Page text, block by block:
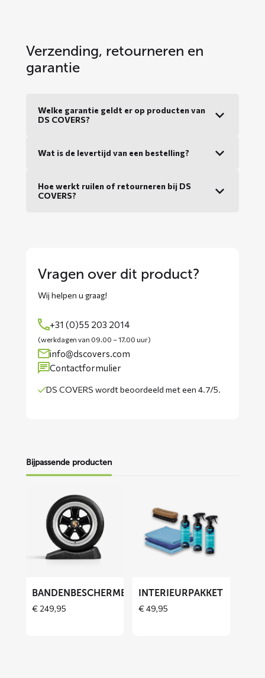
Verzending, retourneren en
garantie
Welke garantie geldt er op producten van
DS COVERS?
Wat is de levertijd van een bestelling?
Hoe werkt ruilen of retourneren bij DS
COVERS?
Vragen over dit product?
Wij helpen u graag!
+31 (0)55 203 2014
(werkdagen van 09.00 – 17.00 uur)
info@dscovers.com
Contactformulier
DS COVERS wordtbeoordeeld met een 4.7/5.
Bijpassende producten
Bandenbeschermers
BANDENBESCHERMERS
€ 249,95
Interieurpakket
INTERIEURPAKKET
€49,95